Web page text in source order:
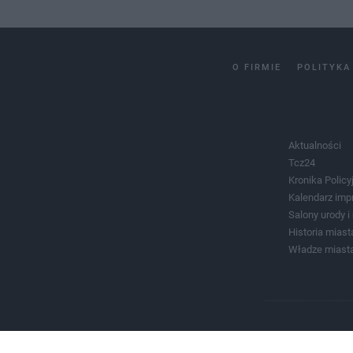
O FIRMIE POLITYKA
Aktualności
Tcz24
Kronika
Kalendarz
Salony urody i
Historia
Władze